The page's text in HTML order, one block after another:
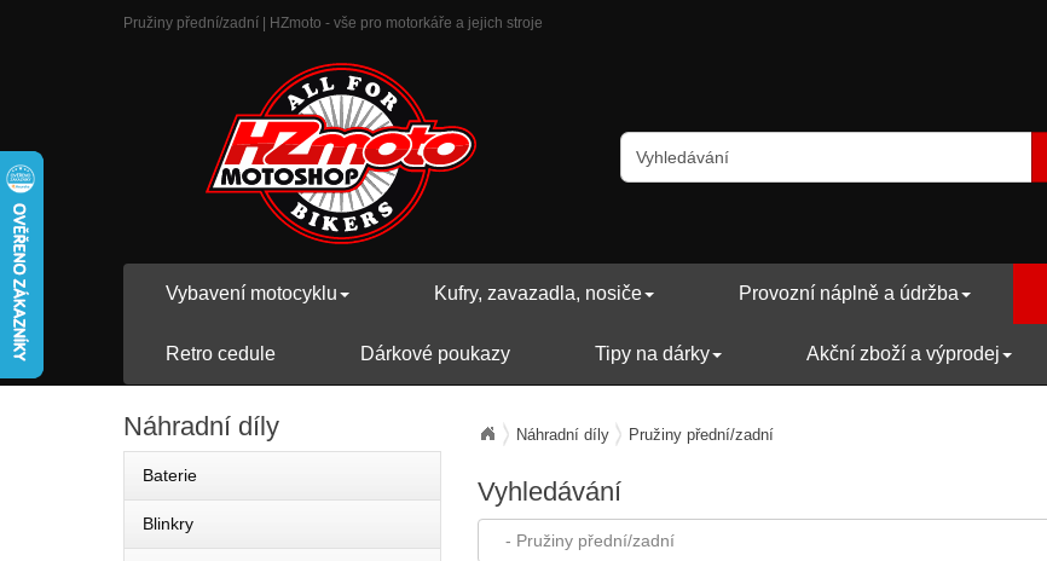
Pružiny přední/zadní | HZmoto - vše pro motorkáře a jejich stroje
Vybavení motocyklu Kufry, zavazadla, nosiče Provozní náplně a údržba
Retro cedule Dárkové poukazy Tipy na dárky Akční zboží a výprodej
Náhradní díly Pružiny přední/zadní
Vyhledávání
Náhradní díly
Baterie
Blinkry